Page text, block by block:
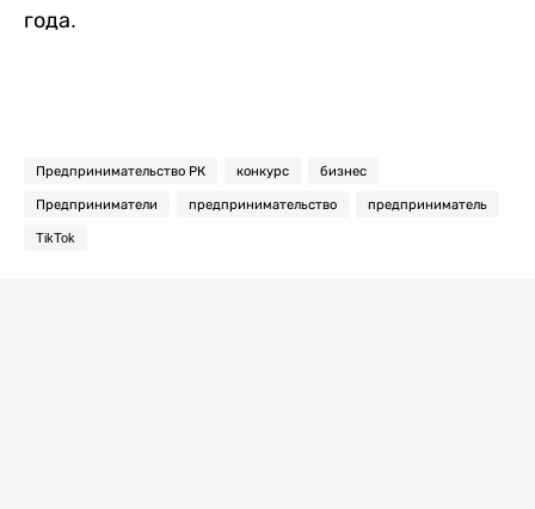
года.
Предпринимательство РК конкурс бизнес
Предприниматели предпринимательство предприниматель
TikTok